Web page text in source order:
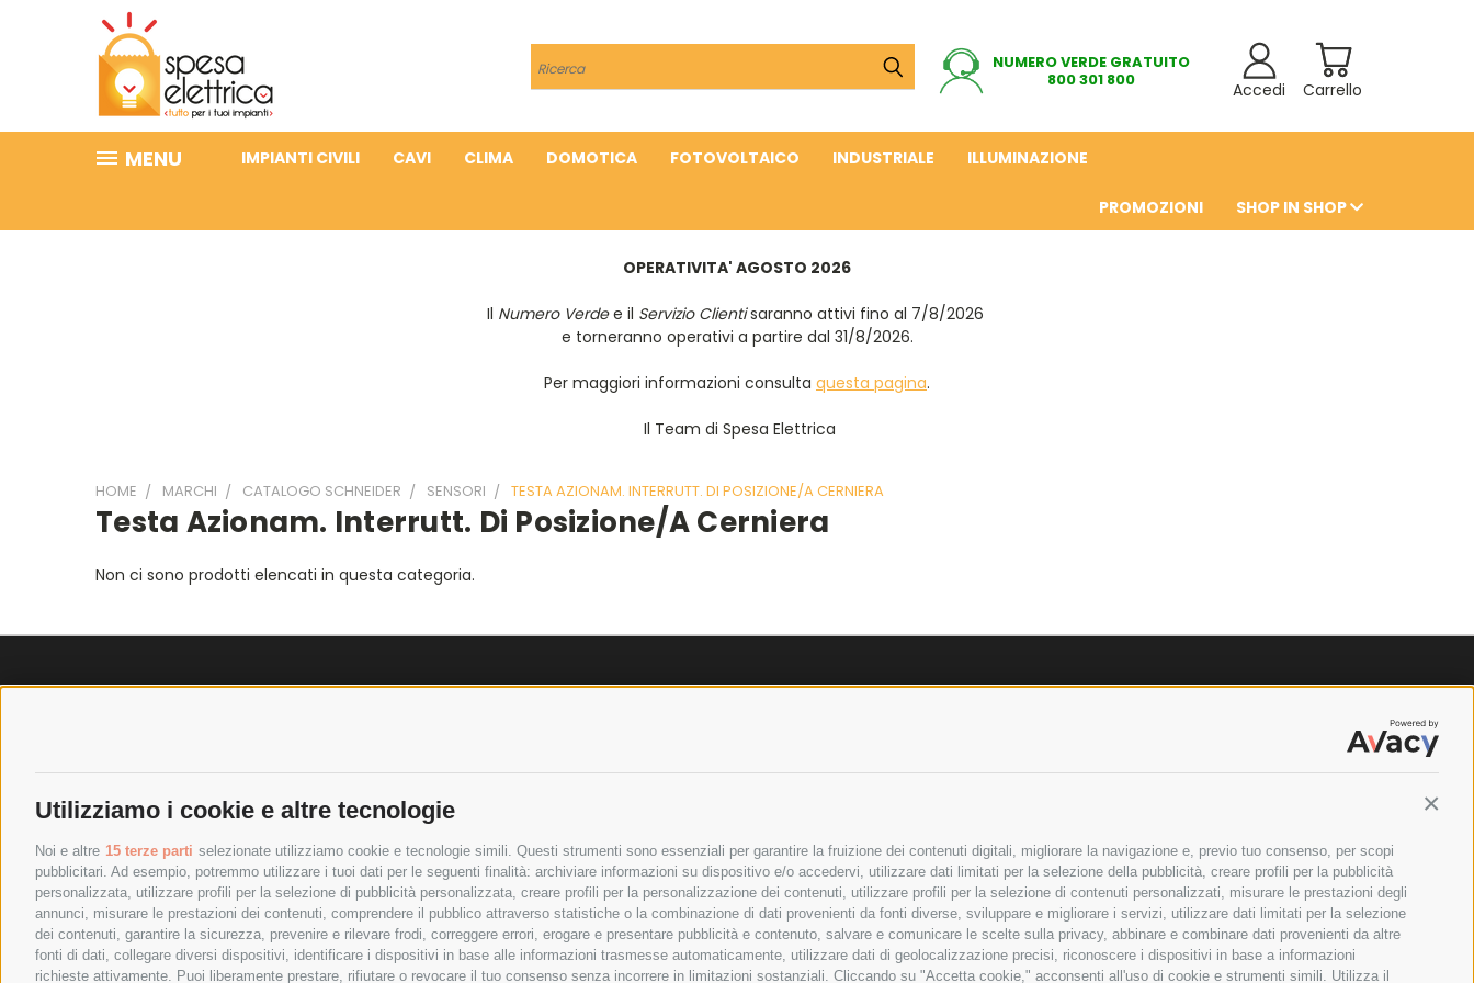
Utilizziamo i cookie e altre tecnologie
Noi e altre 15 terze parti selezionate utilizziamo cookie e tecnologie simili. Questi strumenti sono essenziali per garantire la fruizione dei contenuti digitali, migliorare la navigazione e, previo tuo consenso, per scopi
pubblicitari. Ad esempio, potremmo utilizzare i tuoi dati per le seguenti finalità: archiviare informazioni su dispositivo e/o accedervi, utilizzare dati limitati per la selezione della pubblicità, creare profili per la pubblicità
personalizzata, utilizzare profili per la selezione di pubblicità personalizzata, creare profili per la personalizzazione dei contenuti, utilizzare profili per la selezione di contenuti personalizzati, misurare le prestazioni degli
annunci, misurare le prestazioni dei contenuti, comprendere il pubblico attraverso statistiche o la combinazione di dati provenienti da fonti diverse, sviluppare e migliorare i servizi, utilizzare dati limitati per la selezione
dei contenuti, garantire la sicurezza, prevenire e rilevare frodi, correggere errori, erogare e presentare pubblicità e contenuto, salvare e comunicare le scelte sulla privacy, abbinare e combinare dati provenienti da altre
fonti di dati, collegare diversi dispositivi, identificare i dispositivi in base alle informazioni trasmesse automaticamente, utilizzare dati di geolocalizzazione precisi, riconoscere i dispositivi in base a informazioni
richieste attivamente. Puoi liberamente prestare, rifiutare o revocare il tuo consenso senza incorrere in limitazioni sostanziali. Cliccando su "Accetta cookie," acconsenti all'uso di cookie e strumenti simili. Utilizza il
Cerca
NUMERO VERDE GRATUITO
800 301 800
Carrello
Accedi
MENU IMPIANTI CIVILI CAVI CLIMA DOMOTICA FOTOVOLTAICO INDUSTRIALE ILLUMINAZIONE
PROMOZIONI SHOP IN SHOP
OPERATIVITA' AGOSTO 2026
Il Numero Verdee il Servizio Clientisaranno attivi fino al 7/8/2026
e torneranno operativi a partire dal 31/8/2026.
Per maggiori informazioni consulta questa pagina.
Il Team di Spesa Elettrica
HOME MARCHI CATALOGO SCHNEIDER SENSORI TESTA AZIONAM. INTERRUTT. DI POSIZIONE/A CERNIERA
Testa Azionam. Interrutt. Di Posizione/a Cerniera
Non ci sono prodotti elencati in questa categoria.
POLITICA DI RESO
PAGAMENTI SICURI
Bonifico
Bancario